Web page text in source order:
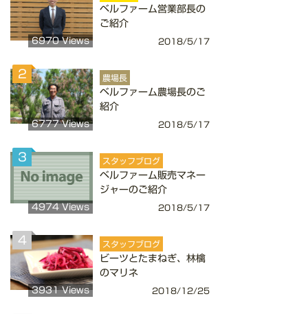
ベルファーム営業部長の
ご紹介
6970 Views 2018/5/17
2 農場長
ベルファーム農場長のご
紹介
6777 Views 2018/5/17
3 スタッフブログ
ベルファーム販売マネー
ジャーのご紹介
4974 Views 2018/5/17
4 スタッフブログ
ビーツとたまねぎ、林檎
のマリネ
3931 Views 2018/12/25